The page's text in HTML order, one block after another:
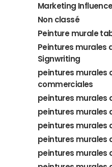
Marketing
Non classé
Peinture murale
Peintures murales
Signwriting
peintures murales
commerciales
peintures murales
peintures murales
peintures murales
peintures murales
peintures murales